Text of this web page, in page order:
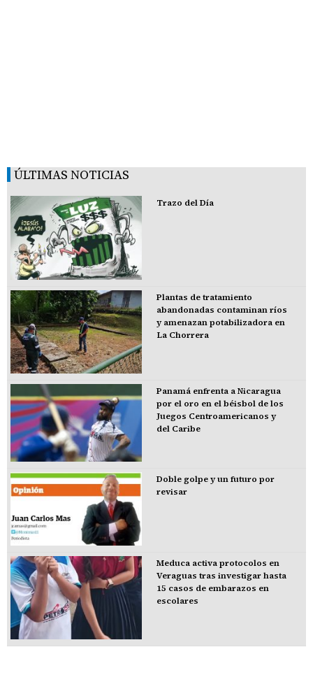
ÚLTIMAS NOTICIAS
Trazo del Día
Plantas de tratamiento
abandonadas contaminan ríos
y amenazan potabilizadora en
La Chorrera
Panamá enfrenta a Nicaragua
por el oro en el béisbol de los
Juegos Centroamericanos y
del Caribe
Doble golpe y un futuro por
revisar
Meduca activa protocolos en
Veraguas tras investigar hasta
15 casos de embarazos en
escolares